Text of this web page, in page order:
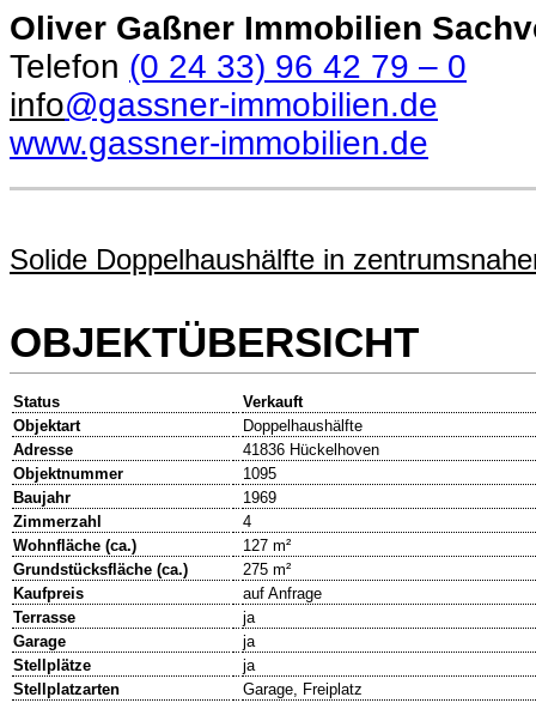
Oliver Gaßner Immobilien
Telefon (0 24 33) 96 42 79 – 0
info@gassner-immobilien.de
www.gassner-immobilien.de
Solide Doppelhaushälfte in
OBJEKTÜBERSICHT
Status
Verkauft
Objektart
Doppelhaushälfte
Adresse
41836 Hückelhoven
Objektnummer
1095
Baujahr
1969
Zimmerzahl
4
Wohnfläche (ca.)
127 m²
Grundstücksfläche (ca.)
275 m²
Kaufpreis
auf Anfrage
Terrasse
ja
Garage
ja
Stellplätze
ja
Stellplatzarten
Garage, Freiplatz